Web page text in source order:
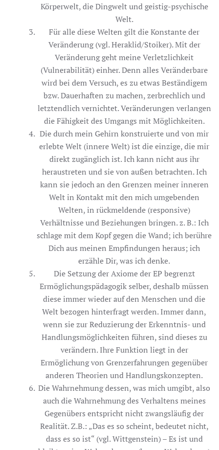
Körperwelt, die Dingwelt und geistig-psychische
Welt.
Für alle diese Welten gilt die Konstante der
Veränderung (vgl. Heraklid/Stoiker). Mit der
Veränderung geht meine Verletzlichkeit
(Vulnerabilität) einher. Denn alles Veränderbare
wird bei dem Versuch, es zu etwas Beständigem
bzw. Dauerhaften zu machen, zerbrechlich und
letztendlich vernichtet. Veränderungen verlangen
die Fähigkeit des Umgangs mit Möglichkeiten.
Die durch mein Gehirn konstruierte und von mir
erlebte Welt (innere Welt) ist die einzige, die mir
direkt zugänglich ist. Ich kann nicht aus ihr
heraustreten und sie von außen betrachten. Ich
kann sie jedoch an den Grenzen meiner inneren
Welt in Kontakt mit den mich umgebenden
Welten, in rückmeldende (responsive)
Verhältnisse und Beziehungen bringen. z. B.: Ich
schlage mit dem Kopf gegen die Wand; ich berühre
Dich aus meinen Empfindungen heraus; ich
erzähle Dir, was ich denke.
Die Setzung der Axiome der EP begrenzt
Ermöglichungspädagogik selber, deshalb müssen
diese immer wieder auf den Menschen und die
Welt bezogen hinterfragt werden. Immer dann,
wenn sie zur Reduzierung der Erkenntnis- und
Handlungsmöglichkeiten führen, sind dieses zu
verändern. Ihre Funktion liegt in der
Ermöglichung von Grenzerfahrungen gegenüber
anderen Theorien und Handlungskonzepten.
Die Wahrnehmung dessen, was mich umgibt, also
auch die Wahrnehmung des Verhaltens meines
Gegenübers entspricht nicht zwangsläufig der
Realität. Z.B.: „Das es so scheint, bedeutet nicht,
dass es so ist“ (vgl. Wittgenstein) – Es ist und